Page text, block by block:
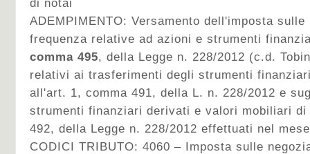
di notai
ADEMPIMENTO: Versamento dell'imposta
frequenza relative ad azioni e strumenti
comma 495, della Legge n. 228/2012 (c.d.
relativi ai trasferimenti degli strumenti
all'art. 1, comma 491, della L. n. 228/2012 e
strumenti finanziari derivati e valori mobiliari
492, della Legge n. 228/2012 effettuati nel
CODICI TRIBUTO: 4060 – Imposta sulle